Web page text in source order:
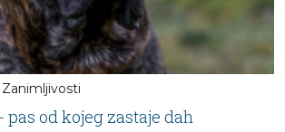
Zanimljivosti
pas od kojeg zastaje dah